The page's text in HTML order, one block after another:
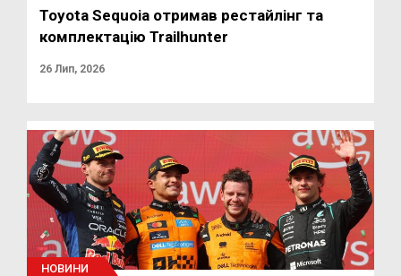
Toyota Sequoia отримав рестайлінг та
комплектацію Trailhunter
26 Лип, 2026
НОВИНИ